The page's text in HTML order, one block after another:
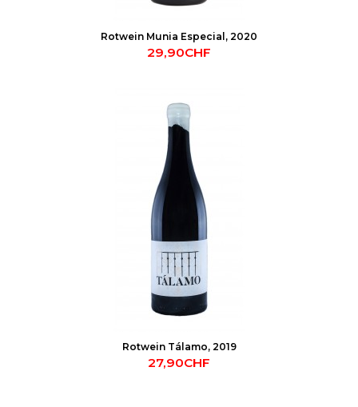
Rotwein Munia Especial, 2020
29,90CHF
Rotwein Tálamo, 2019
27,90CHF